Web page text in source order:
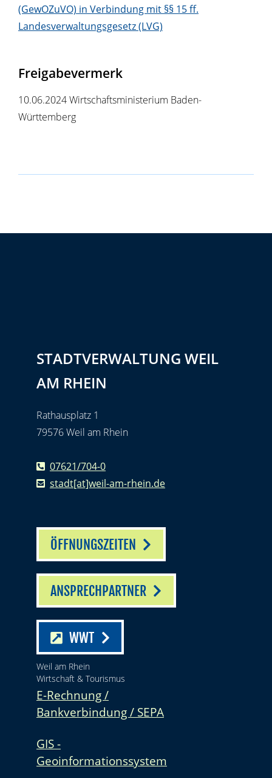
(GewOZuVO) in Verbindung mit §§ 15 ff.
Landesverwaltungsgesetz (LVG)
Freigabevermerk
10.06.2024 Wirtschaftsministerium Baden-
Württemberg
STADTVERWALTUNG WEIL
AM RHEIN
Rathausplatz 1
79576 Weil am Rhein
07621/704-0
stadt[at]weil-am-rhein.de
ÖFFNUNGSZEITEN
ANSPRECHPARTNER
WWT
Weil am Rhein
Wirtschaft & Tourismus
E-Rechnung /
Bankverbindung / SEPA
GIS -
Geoinformationssystem